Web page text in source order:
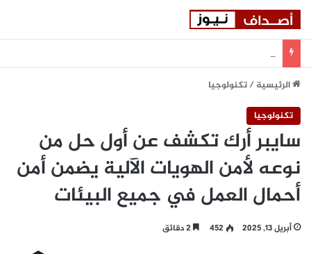
الرئيسية/تكنولوجيا
تكنولوجيا
سايبر أرك تكشف عن أول حل من
نوعه لأمن الهويات الآلية يضمن أمن
أحمال العمل في جميع البيئات
أبريل 13, 2025 452